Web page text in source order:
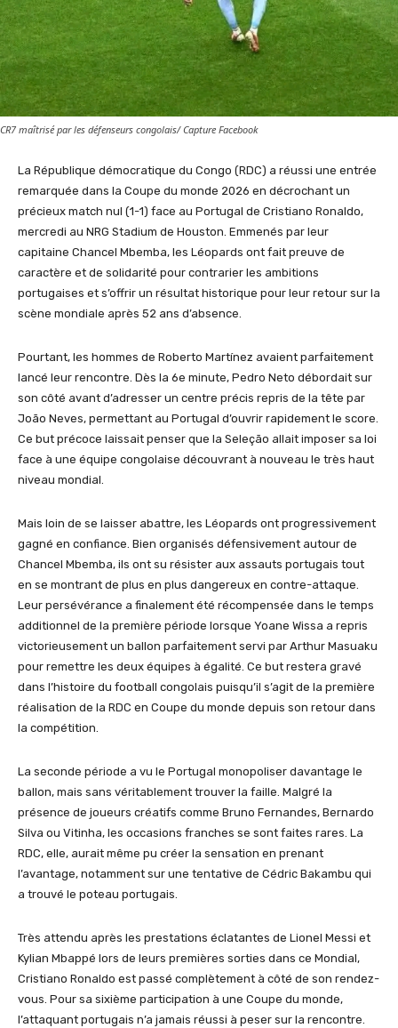
CR7 maîtrisé par les défenseurs congolais/ Capture Facebook
La République démocratique du Congo (RDC) a réussi une entrée
remarquée dans la Coupe du monde 2026 en décrochant un
précieux match nul (1-1) face au Portugal de Cristiano Ronaldo,
mercredi au NRG Stadium de Houston. Emmenés par leur
capitaine Chancel Mbemba, les Léopards ont fait preuve de
caractère et de solidarité pour contrarier les ambitions
portugaises et s’offrir un résultat historique pour leur retour sur la
scène mondiale après 52 ans d’absence.
Pourtant, les hommes de Roberto Martínez avaient parfaitement
lancé leur rencontre. Dès la 6e minute, Pedro Neto débordait sur
son côté avant d’adresser un centre précis repris de la tête par
João Neves, permettant au Portugal d’ouvrir rapidement le score.
Ce but précoce laissait penser que la Seleção allait imposer sa loi
face à une équipe congolaise découvrant à nouveau le très haut
niveau mondial.
Mais loin de se laisser abattre, les Léopards ont progressivement
gagné en confiance. Bien organisés défensivement autour de
Chancel Mbemba, ils ont su résister aux assauts portugais tout
en se montrant de plus en plus dangereux en contre-attaque.
Leur persévérance a finalement été récompensée dans le temps
additionnel de la première période lorsque Yoane Wissa a repris
victorieusement un ballon parfaitement servi par Arthur Masuaku
pour remettre les deux équipes à égalité. Ce but restera gravé
dans l’histoire du football congolais puisqu’il s’agit de la première
réalisation de la RDC en Coupe du monde depuis son retour dans
la compétition.
La seconde période a vu le Portugal monopoliser davantage le
ballon, mais sans véritablement trouver la faille. Malgré la
présence de joueurs créatifs comme Bruno Fernandes, Bernardo
Silva ou Vitinha, les occasions franches se sont faites rares. La
RDC, elle, aurait même pu créer la sensation en prenant
l’avantage, notamment sur une tentative de Cédric Bakambu qui
a trouvé le poteau portugais.
Très attendu après les prestations éclatantes de Lionel Messi et
Kylian Mbappé lors de leurs premières sorties dans ce Mondial,
Cristiano Ronaldo est passé complètement à côté de son rendez-
vous. Pour sa sixième participation à une Coupe du monde,
l’attaquant portugais n’a jamais réussi à peser sur la rencontre.